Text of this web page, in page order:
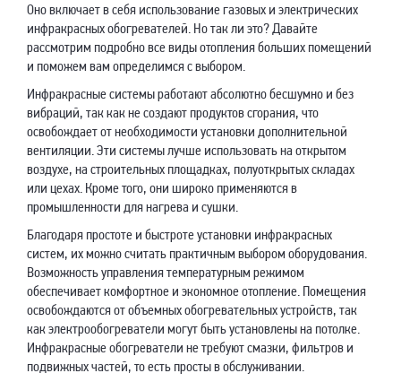
Оно включает в себя использование газовых и электрических
инфракрасных обогревателей. Но так ли это? Давайте
рассмотрим подробно все виды отопления больших помещений
и поможем вам определимся с выбором.
Инфракрасные системы работают абсолютно бесшумно и без
вибраций, так как не создают продуктов сгорания, что
освобождает от необходимости установки дополнительной
вентиляции. Эти системы лучше использовать на открытом
воздухе, на строительных площадках, полуоткрытых складах
или цехах. Кроме того, они широко применяются в
промышленности для нагрева и сушки.
Благодаря простоте и быстроте установки инфракрасных
систем, их можно считать практичным выбором оборудования.
Возможность управления температурным режимом
обеспечивает комфортное и экономное отопление. Помещения
освобождаются от объемных обогревательных устройств, так
как электрообогреватели могут быть установлены на потолке.
Инфракрасные обогреватели не требуют смазки, фильтров и
подвижных частей, то есть просты в обслуживании.